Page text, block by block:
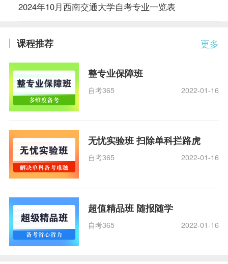
2024年10月西南交通大学自考专业一览表
更多
课程推荐
整专业保障班
自考365 2022-01-16
无忧实验班 扫除单科拦路虎
自考365 2022-01-16
超值精品班 随报随学
自考365 2022-01-16